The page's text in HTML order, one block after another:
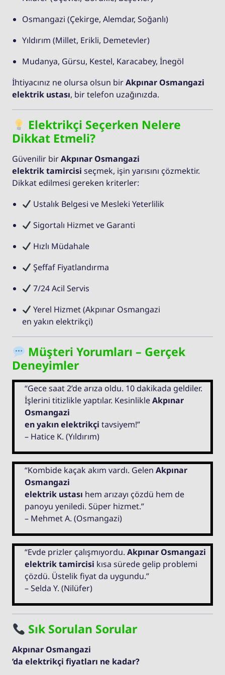
Osmangazi (Çekirge, Alemdar, Soğanlı)
Yıldırım (Millet, Erikli, Demetevler)
Mudanya, Gürsu, Kestel, Karacabey, İnegöl
İhtiyacınız ne olursa olsun birAkpınar Osmangazi
elektrik ustası, bir telefon uzağınızda.
Elektrikçi Seçerken Nelere
Dikkat Etmeli?
Güvenilir birAkpınar Osmangazi
elektrik tamircisi seçmek, işin yarısını çözmektir.
Dikkat edilmesi gereken kriterler:
Ustalık Belgesi ve Mesleki Yeterlilik
Sigortalı Hizmet ve Garanti
Hızlı Müdahale
Şeffaf Fiyatlandırma
7/24 Acil Servis
Yerel Hizmet (Akpınar Osmangazi
en yakın elektrikçi)
Müşteri Yorumları – Gerçek
Deneyimler
“Gece saat 2’de arıza oldu. 10 dakikada geldiler.
İşlerini titizlikle yaptılar. KesinlikleAkpınar
Osmangazi
en yakın elektrikçi tavsiyem!”
– Hatice K. (Yıldırım)
“Kombide kaçak akım vardı. Gelen Akpınar
Osmangazi
elektrik ustası hem arızayı çözdü hem de
panoyu yeniledi. Süper hizmet.”
– Mehmet A. (Osmangazi)
“Evde prizler çalışmıyordu. Akpınar Osmangazi
elektrik tamircisi kısa sürede gelip problemi
çözdü. Üstelik fiyat da uygundu.”
– Selda Y. (Nilüfer)
Sık Sorulan Sorular
Akpınar Osmangazi
’da elektrikçi fiyatları ne kadar?